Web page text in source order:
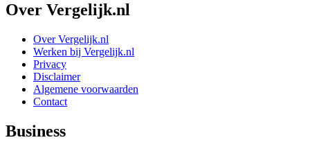
Over Vergelijk.nl
Over Vergelijk.nl
Werken bij Vergelijk.nl
Privacy
Disclaimer
Algemene voorwaarden
Contact
Business